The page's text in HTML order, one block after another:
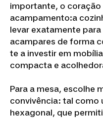
importante, o coração
acampamento:a
levar exatamente
acampares de forma
te a investir em
compacta e
Para a mesa, escolhe
convivência: tal como
hexagonal, que